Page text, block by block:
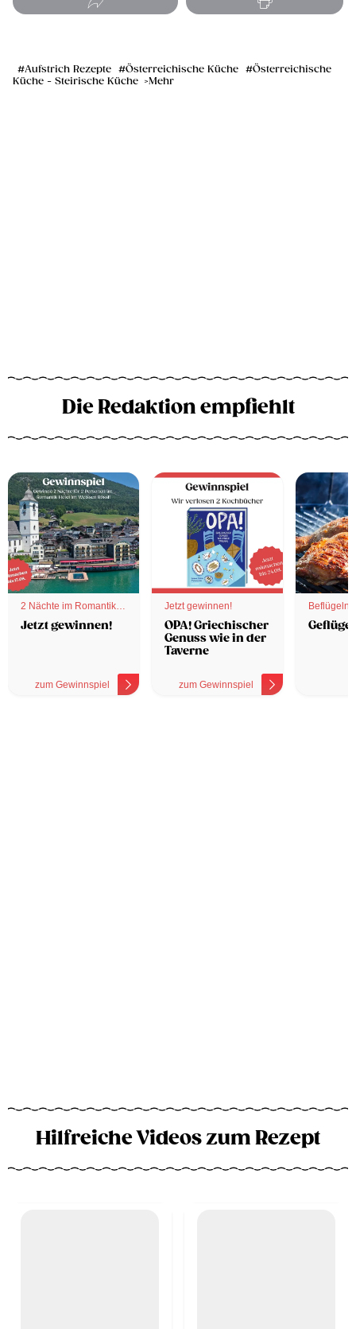
Aufstrich Rezepte Österreichische Küche
Österreichische
Küche - Steirische Küche
Mehr
Die Redaktion empfiehlt
2 Nächte im Romantik
Hotel
Jetzt gewinnen!
zum Gewinnspiel
Jetzt gewinnen!
OPA! Griechischer
Genuss wie in der
Taverne
zum Gewinnspiel
Hilfreiche Videos zum Rezept